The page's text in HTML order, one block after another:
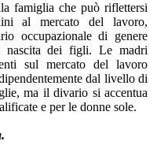
famiglia che può riflettersi
al mercato del lavoro,
occupazionale di genere
nascita dei figli. Le madri
sul mercato del lavoro
dal livello di
ma il divario si accentua
e per le donne sole.